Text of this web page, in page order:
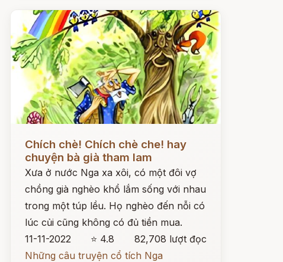
Chích chè! Chích chè che! hay
chuyện bà già tham lam
Xưa ở nước Nga xa xôi, có một đôi vợ
chồng già nghèo khổ lắm sống với nhau
trong một túp lều. Họ nghèo đến nỗi có
lúc củi cũng không có đủ tiền mua.
11-11-2022
⭐ 4.8
82,708 lượt đọc
Những câu truyện cổ tích Nga